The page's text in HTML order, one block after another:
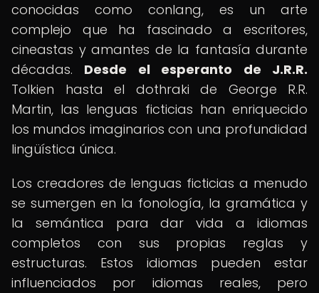
conocidas como conlang, es un arte
complejo que ha fascinado a escritores,
cineastas y amantes de la fantasía durante
décadas. Desde el esperanto de J.R.R.
Tolkien hasta el dothraki de George R.R.
Martin, las lenguas ficticias han enriquecido
los mundos imaginarios con una profundidad
lingüística única.
Los creadores de lenguas ficticias a menudo
se sumergen en la fonología, la gramática y
la semántica para dar vida a idiomas
completos con sus propias reglas y
estructuras. Estos idiomas pueden estar
influenciados por idiomas reales, pero